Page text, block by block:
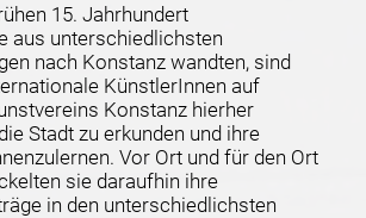
15. Jahrhundert
aus unterschiedlichsten
nach Konstanz wandten, sind
KünstlerInnen auf
Konstanz hierher
Stadt zu erkunden und ihre
Vor Ort und für den Ort
sie daraufhin ihre
in den unterschiedlichsten